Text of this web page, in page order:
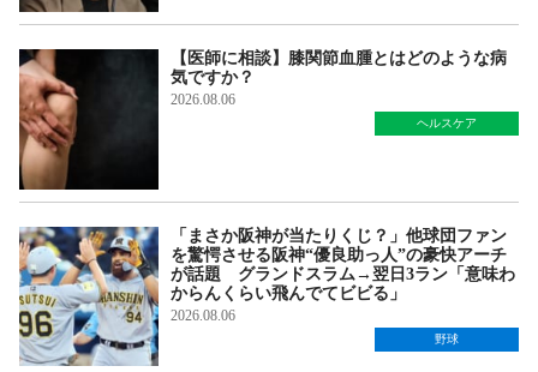
【医師に相談】膝関節血腫とはどのような病
気ですか？
2026.08.06
ヘルスケア
「まさか阪神が当たりくじ？」他球団ファン
を驚愕させる阪神“優良助っ人”の豪快アーチ
が話題 グランドスラム→翌日3ラン「意味わ
からんくらい飛んでてビビる」
2026.08.06
野球